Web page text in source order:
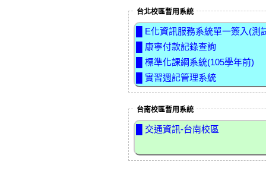
台北校區暫用系統
█ E化資訊服務系統單一簽入(測
█ 康寧付款記錄查詢
█ 標準化課綱系統(105學年前)
█ 實習週記管理系統
台南校區暫用系統
█ 交通資訊-台南校區